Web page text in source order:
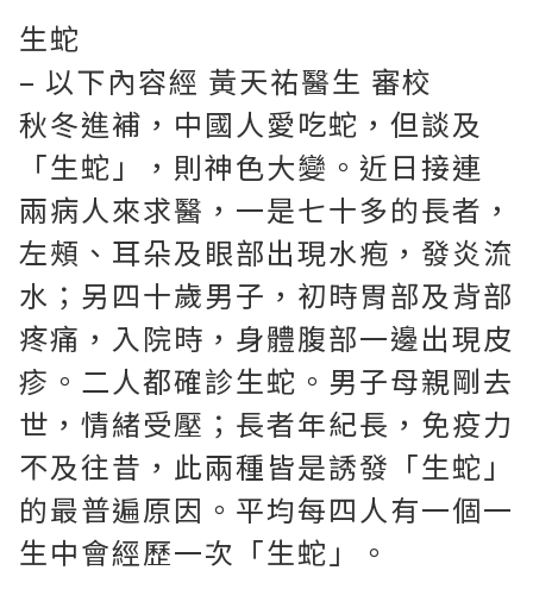
生蛇
– 以下內容經 黃天祐醫生 審校
秋冬進補，中國人愛吃蛇，但談及
「生蛇」，則神色大變。近日接連
兩病人來求醫，一是七十多的長者，
左頰、耳朵及眼部出現水疱，發炎流
水；另四十歲男子，初時胃部及背部
疼痛，入院時，身體腹部一邊出現皮
疹。二人都確診生蛇。男子母親剛去
世，情緒受壓；長者年紀長，免疫力
不及往昔，此兩種皆是誘發「生蛇」
的最普遍原因。平均每四人有一個一
生中會經歷一次「生蛇」。